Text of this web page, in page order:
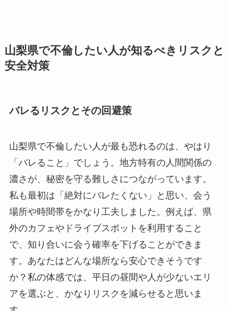
山梨県で不倫したい人が知るべきリスクと
安全対策
バレるリスクとその回避策
山梨県で不倫したい人が最も恐れるのは、やはり
「バレること」でしょう。地方特有の人間関係の
濃さが、秘密を守る難しさにつながっています。
私も最初は「絶対にバレたくない」と思い、会う
場所や時間帯をかなり工夫しました。例えば、県
外のカフェやドライブスポットを利用すること
で、知り合いに会う確率を下げることができま
す。あなたはどんな場所なら安心できそうです
か？私の体感では、平日の昼間や人が少ないエリ
アを選ぶと、かなりリスクを減らせると思いま